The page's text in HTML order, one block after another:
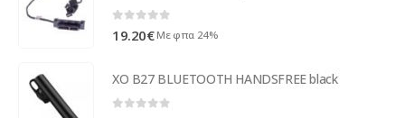
19.20€ Με φπα 24%
XO B27 BLUETOOTH HANDSFREE black